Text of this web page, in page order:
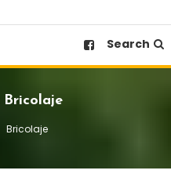
Search
Bricolaje
Bricolaje